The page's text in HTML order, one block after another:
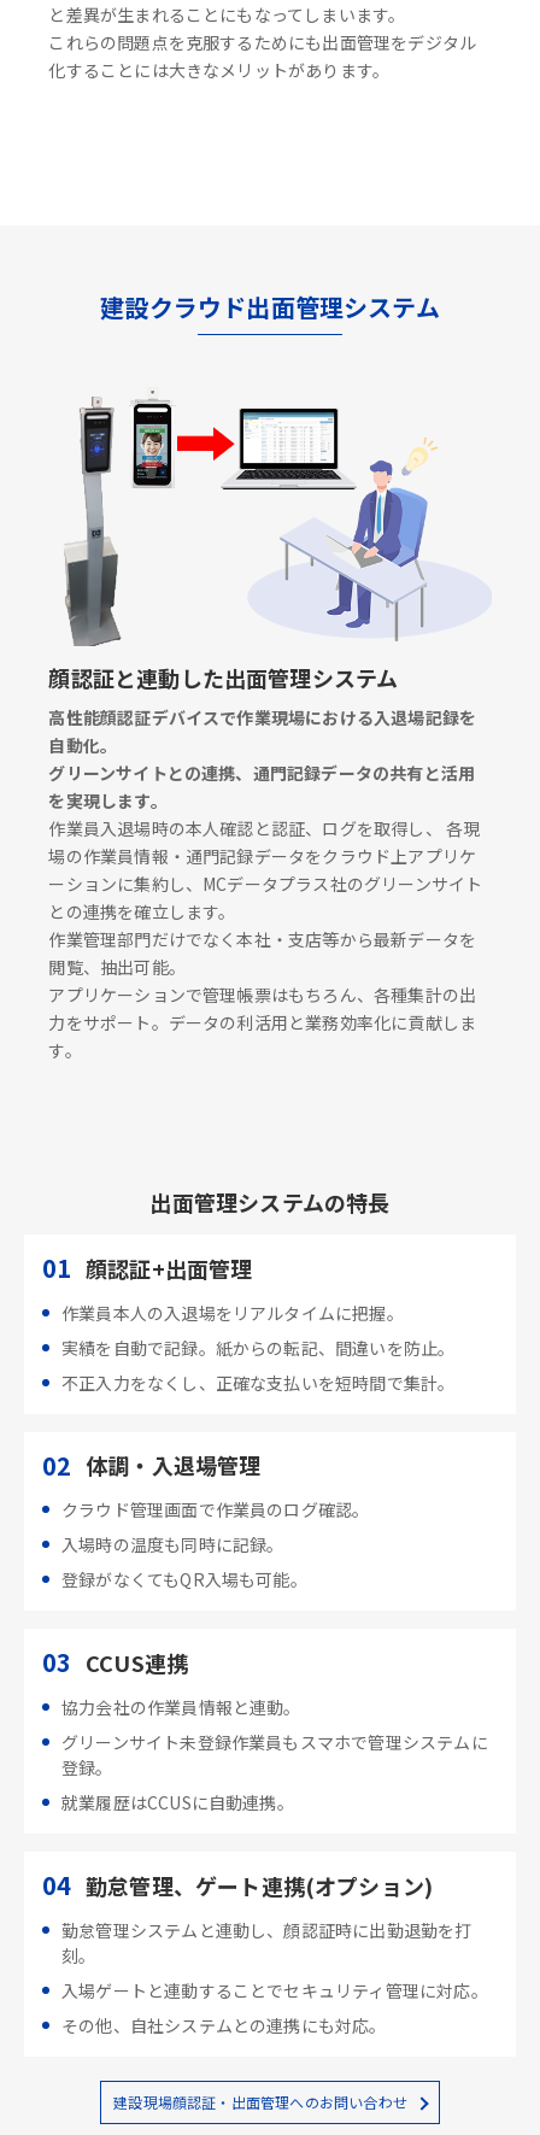
と差異が生まれることにもなってしまいます。
これらの問題点を克服するためにも出面管理をデジタル
化することには大きなメリットがあります。
建設クラウド出面管理システム
顔認証と連動した出面管理システム
高性能顔認証デバイスで作業現場における入退場記録を
自動化。
グリーンサイトとの連携、通門記録データの共有と活用
を実現します。
作業員入退場時の本人確認と認証、ログを取得し、 各現
場の作業員情報・通門記録データをクラウド上アプリケ
ーションに集約し、MCデータプラス社のグリーンサイト
との連携を確立します。
作業管理部門だけでなく本社・支店等から最新データを
閲覧、抽出可能。
アプリケーションで管理帳票はもちろん、各種集計の出
力をサポート。データの利活用と業務効率化に貢献しま
す。
出面管理システムの特長
01 顔認証+出面管理
作業員本人の入退場をリアルタイムに把握。
実績を自動で記録。紙からの転記、間違いを防止。
不正入力をなくし、正確な支払いを短時間で集計。
02 体調・入退場管理
クラウド管理画面で作業員のログ確認。
入場時の温度も同時に記録。
登録がなくてもQR入場も可能。
03 CCUS連携
協力会社の作業員情報と連動。
グリーンサイト未登録作業員もスマホで管理システムに
登録。
就業履歴はCCUSに自動連携。
04 勤怠管理、ゲート連携(オプション)
勤怠管理システムと連動し、顔認証時に出勤退勤を打
刻。
入場ゲートと連動することでセキュリティ管理に対応。
その他、自社システムとの連携にも対応。
建設現場顔認証・出面管理へのお問い合わせ